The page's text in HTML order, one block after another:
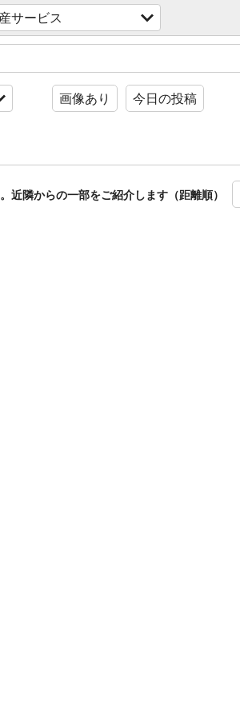
サービス
画像あり 今日の投稿
近隣からの一部をご紹介します（距離順）